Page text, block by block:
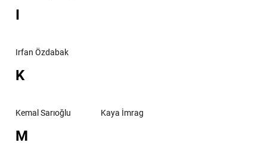
I
Irfan Özdabak
K
Kemal Sarıoğlu Kaya İmrag
M